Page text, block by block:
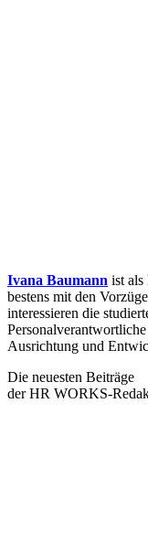
Ivana Baumann ist
bestens mit den
interessieren die
Ausrichtung und
Die neuesten Beiträge
der HR WORKS-